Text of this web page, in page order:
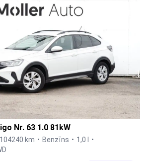
Nr. 63 1.0 81kW
104240 km Benzīns
1,0 l